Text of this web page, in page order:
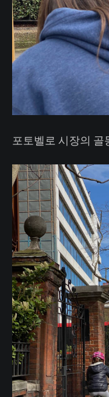
포토벨로 시장의 골